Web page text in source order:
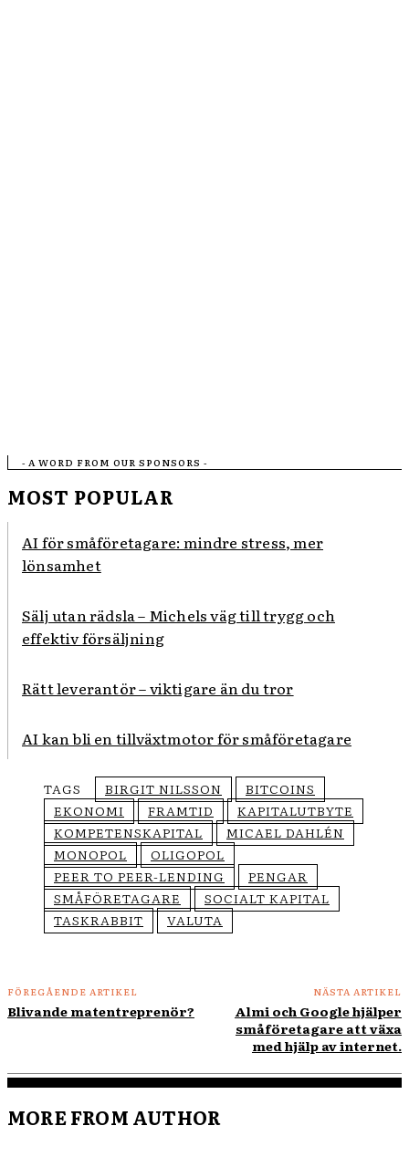
- A WORD FROM OUR SPONSORS -
MOST POPULAR
AI för småföretagare: mindre stress, mer
lönsamhet
Sälj utan rädsla – Michels väg till trygg och
effektiv försäljning
Rätt leverantör – viktigare än du tror
AI kan bli en tillväxtmotor för småföretagare
TAGS BIRGIT NILSSON
BITCOINS
EKONOMI
FRAMTID
KAPITALUTBYTE
KOMPETENSKAPITAL
MICAEL DAHLÉN
MONOPOL
OLIGOPOL
PEER TO PEER-LENDING
PENGAR
SMÅFÖRETAGARE
SOCIALT KAPITAL
TASKRABBIT
VALUTA
FÖREGÅENDE ARTIKEL
Blivande matentreprenör?
NÄSTA ARTIKEL
Almi och Google hjälper
småföretagare att växa
med hjälp av internet.
MORE FROM AUTHOR